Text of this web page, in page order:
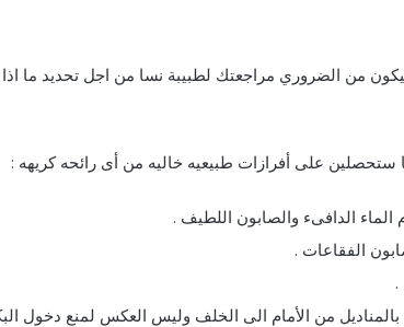
من الضروري مراجعتك لطبيبة نسا من اجل تحديد ما
ستحصلين على أفرازات طبيعيه خاليه من أى رائحه كريهه :